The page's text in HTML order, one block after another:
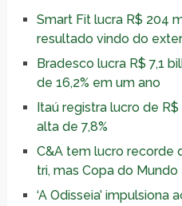
Smart Fit lucra R$ 204
resultado vindo do
Bradesco lucra R$ 7,1
de 16,2% em um ano
Itaú registra lucro de
alta de 7,8%
C&A tem lucro recorde
tri, mas Copa do
‘A Odisseia’ impulsiona